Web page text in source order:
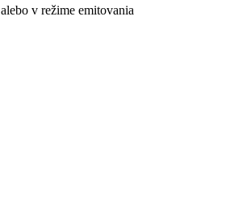
v režime emitovania